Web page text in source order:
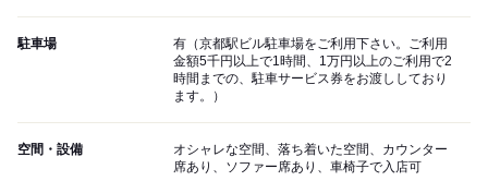
駐車場
有（京都駅ビル駐車場をご利用下さい。ご利用
金額5千円以上で1時間、1万円以上のご利用で2
時間までの、駐車サービス券をお渡ししており
ます。）
空間・設備
オシャレな空間、落ち着いた空間、カウンター
席あり、ソファー席あり、車椅子で入店可